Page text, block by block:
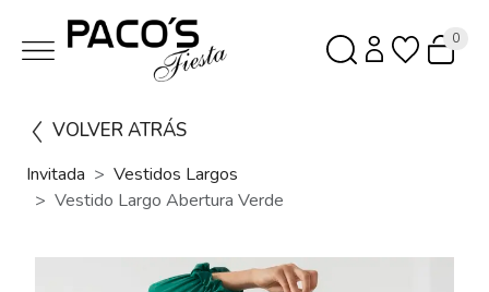
0
VOLVER ATRÁS
Invitada
Vestidos Largos
Vestido Largo Abertura Verde